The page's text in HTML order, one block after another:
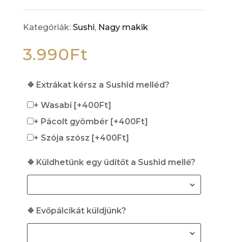
Kategóriák: Sushi, Nagy makik
3.990Ft
❖ Extrákat kérsz a Sushid melléd?
+ Wasabi [+400Ft]
+ Pácolt gyömbér [+400Ft]
+ Szója szósz [+400Ft]
❖ Küldhetünk egy üdítőt a Sushid mellé?
❖ Evőpálcikát küldjünk?